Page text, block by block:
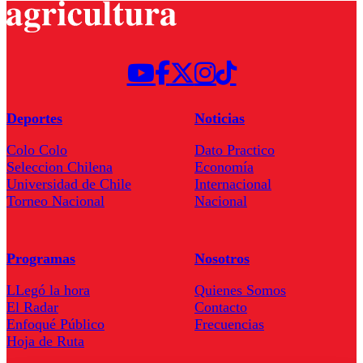
Deportes
Colo Colo
Seleccion Chilena
Universidad de Chile
Torneo Nacional
Noticias
Dato Practico
Economía
Internacional
Nacional
Programas
LLegó la hora
El Radar
Enfoqué Público
Hoja de Ruta
Nosotros
Quienes Somos
Contacto
Frecuencias